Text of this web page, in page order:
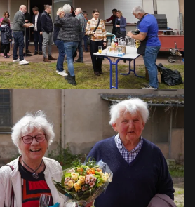
VOIR EN GRAND